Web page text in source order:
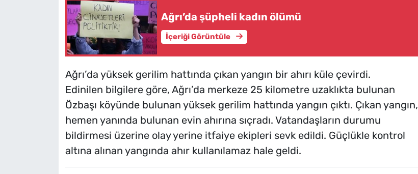
Ağrı’da şüpheli kadın ölümü
İçeriği Görüntüle
Ağrı’da yüksek gerilim hattında çıkan yangın bir ahırı küle çevirdi.
Edinilen bilgilere göre, Ağrı’da merkeze 25 kilometre uzaklıkta bulunan
Özbaşı köyünde bulunan yüksek gerilim hattında yangın çıktı. Çıkan yangın,
hemen yanında bulunan evin ahırına sıçradı. Vatandaşların durumu
bildirmesi üzerine olay yerine itfaiye ekipleri sevk edildi. Güçlükle kontrol
altına alınan yangında ahır kullanılamaz hale geldi.